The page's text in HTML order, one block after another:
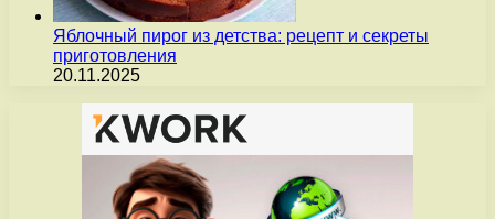
Яблочный пирог из детства: рецепт и секреты
приготовления
20.11.2025